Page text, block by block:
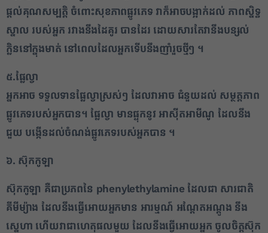
ផ្តល់​គុណសម្បត្តិ ចំពោះ​សុខភាព​ផ្លូវភេទ វា​ក៏​អាច​បង្អាក់​ដល់ ភាពស្និទ្ធ
ស្នាល របស់​អ្នក រវាង​នឹង​ដៃគូរ បានដែរ ដោយសារ​តែ​វា​នឹង​បន្សល់​
ក្លិន​នៅក្នុង​មាត់ នៅពេល​ដែល​អ្នក​ទើបនឹង​ញាំ​រួច​ថ្មីៗ ។​
៥.​ផ្លែ​ល្វា​
​អ្នក​អាច ទទួលទាន​ផ្លែ​ល្វា​ស្រស់ៗ ដែល​វា​អាច ជំនួយ​ដល់ សម្ថ​ត្តភាព​
ផ្លូវភេទ​របស់​អ្នក​បាន​។ ផ្លែ​ល្វា មាន​ផ្ទុក​នូវ អាស៊ីត​អា​មី​ណូ ដែល​នឹង​
ជួយ បង្កើន​ដល់​ចំណង់​ផ្លូវភេទ​របស់​អ្នក​បាន ។
៦. ស៊ុក​កូឡា​
​ស៊ុក​កូឡា គឺជា​ប្រភព​នៃ phenylethylamine ដែលជា សារជាតិ​
គីមី​ម្យ៉ាង ដែល​នឹង​ធ្វើអោយ​អ្នកមាន អារម្មណ៍ អណ្តែត​អណ្តូង នឹង
ស្នេហា ហើយ​វា​ជា​ហេតុផល​មួយ ដែល​នឹង​ធ្វើអោយ​អ្នក ចូល​ចិត្តស៊ុក​